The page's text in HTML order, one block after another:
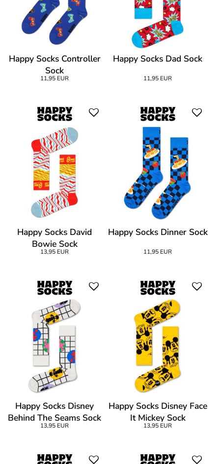
Happy Socks Controller
Sock
11,95 EUR
Happy Socks Dad Sock
11,95 EUR
Happy Socks David
Bowie Sock
13,95 EUR
Happy Socks Dinner Sock
11,95 EUR
Happy Socks Disney
Behind The Seams Sock
13,95 EUR
Happy Socks Disney Face
It Mickey Sock
13,95 EUR